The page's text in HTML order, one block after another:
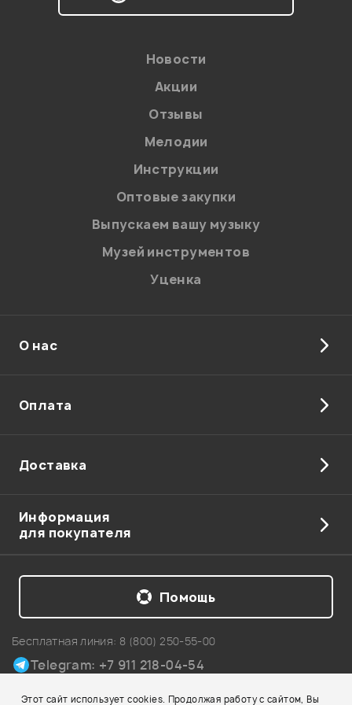
Этот сайт использует cookies. Продолжая работу с сайтом, Вы
персональных данных.
Новости
Акции
Отзывы
Мелодии
Инструкции
Оптовые закупки
Выпускаем вашу музыку
Музей инструментов
Уценка
О нас
Оплата
Доставка
Информация
для покупателя
Бесплатная линия: 8 (800) 250-55-00
Telegram: +7 911 218-04-54
Помощь